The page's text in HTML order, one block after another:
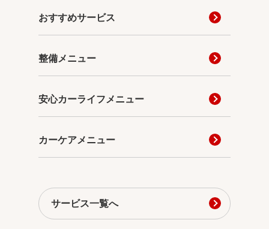
おすすめサービス
整備メニュー
安心カーライフメニュー
カーケアメニュー
サービス一覧へ